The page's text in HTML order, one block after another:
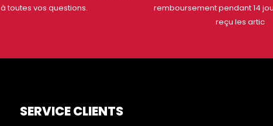
à toutes vos questions.
remboursement pendant 14
reçu les artic
SERVICE CLIENTS